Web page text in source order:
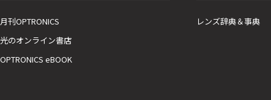
月刊OPTRONICS
光のオンライン書店
OPTRONICS eBOOK
レンズ辞典＆事典